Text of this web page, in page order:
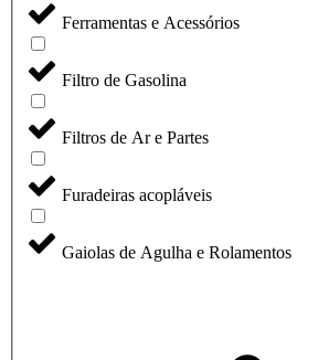
Ferramentas e Acessórios
Filtro de Gasolina
Filtros de Ar e Partes
Furadeiras acopláveis
Gaiolas de Agulha e Rolamentos